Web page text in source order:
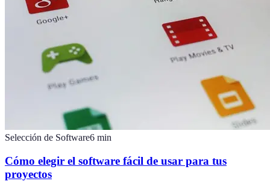
Selección de Software6 min
Cómo elegir el software fácil de usar para tus
proyectos